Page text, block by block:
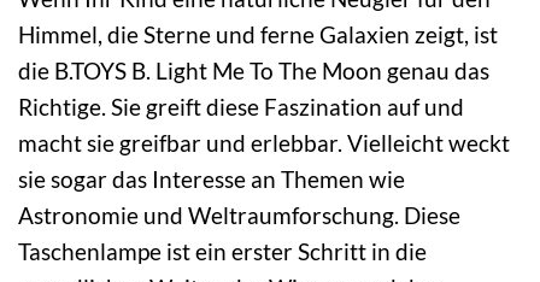
Himmel, die Sterne und ferne Galaxien zeigt, ist
die B.TOYS B. Light Me To The Moon genau das
Richtige. Sie greift diese Faszination auf und
macht sie greifbar und erlebbar. Vielleicht weckt
sie sogar das Interesse an Themen wie
Astronomie und Weltraumforschung. Diese
Taschenlampe ist ein erster Schritt in die